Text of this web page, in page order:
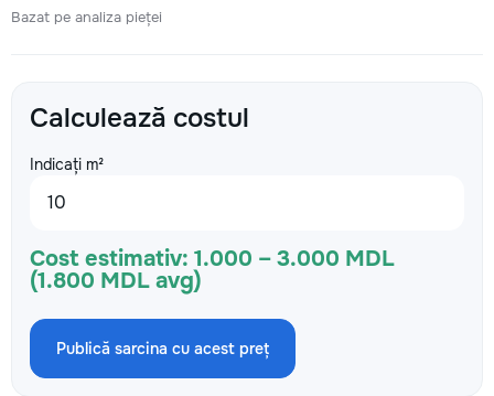
Bazat pe analiza pieței
Calculează costul
Indicați m²
Cost estimativ: 1.000 – 3.000 MDL
(1.800 MDL avg)
Publică sarcina cu acest preț